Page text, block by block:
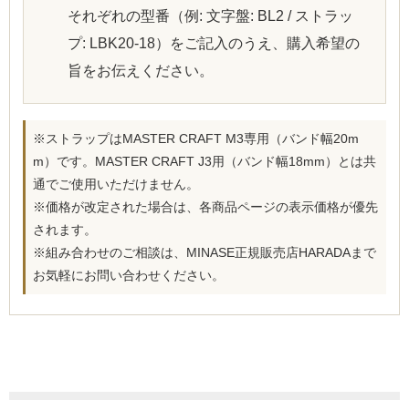
それぞれの型番（例: 文字盤: BL2 / ストラッ
プ: LBK20-18）をご記入のうえ、購入希望の
旨をお伝えください。
※ストラップはMASTER CRAFT M3専用（バンド幅20m
m）です。MASTER CRAFT J3用（バンド幅18mm）とは共
通でご使用いただけません。
※価格が改定された場合は、各商品ページの表示価格が優先
されます。
※組み合わせのご相談は、MINASE正規販売店HARADAまで
お気軽にお問い合わせください。